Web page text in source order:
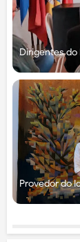
Dirigentes do
Provedor do